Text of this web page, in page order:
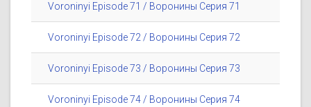
Voroninyi Episode 71 / Воронины Серия 71
Voroninyi Episode 72 / Воронины Серия 72
Voroninyi Episode 73 / Воронины Серия 73
Voroninyi Episode 74 / Воронины Серия 74